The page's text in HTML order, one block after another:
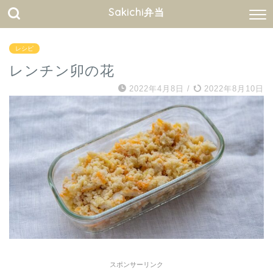
Sakichi弁当
レシピ
レンチン卯の花
2022年4月8日 / 2022年8月10日
スポンサーリンク